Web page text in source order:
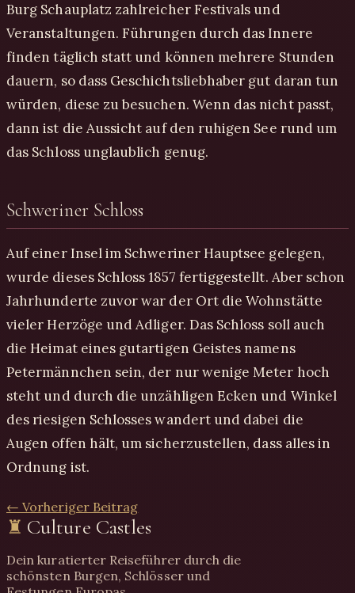
Burg Schauplatz zahlreicher Festivals und
Veranstaltungen. Führungen durch das Innere
finden täglich statt und können mehrere Stunden
dauern, so dass Geschichtsliebhaber gut daran tun
würden, diese zu besuchen. Wenn das nicht passt,
dann ist die Aussicht auf den ruhigen See rund um
das Schloss unglaublich genug.
Schweriner Schloss
Auf einer Insel im Schweriner Hauptsee gelegen,
wurde dieses Schloss 1857 fertiggestellt. Aber schon
Jahrhunderte zuvor war der Ort die Wohnstätte
vieler Herzöge und Adliger. Das Schloss soll auch
die Heimat eines gutartigen Geistes namens
Petermännchen sein, der nur wenige Meter hoch
steht und durch die unzähligen Ecken und Winkel
des riesigen Schlosses wandert und dabei die
Augen offen hält, um sicherzustellen, dass alles in
Ordnung ist.
← Vorheriger Beitrag
♜ Culture Castles
Dein kuratierter Reiseführer durch die
schönsten Burgen, Schlösser und